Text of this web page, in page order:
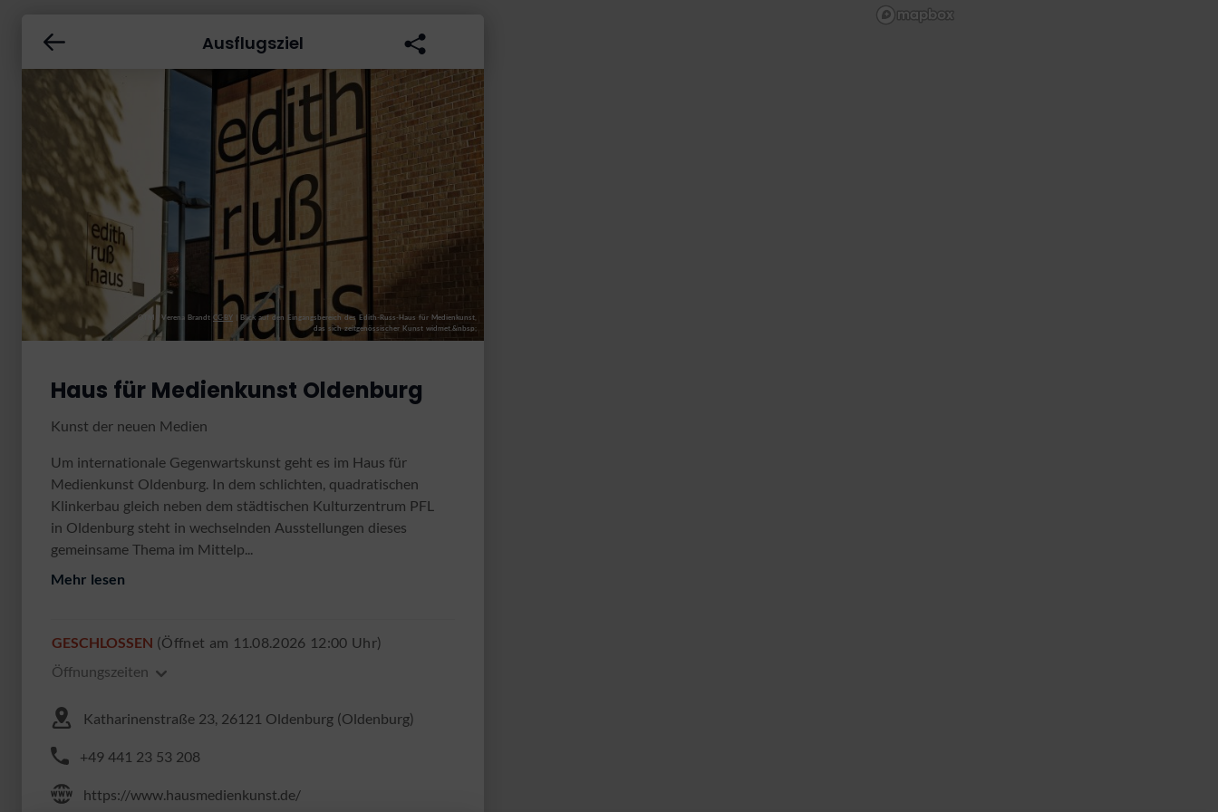
Ausflugsziel
OTM | Verena Brandt CC-BY | Blick auf den Eingangsbereich des Edith-Russ-Haus für Medienkunst,
das sich zeitgenössischer Kunst widmet.&nbsp;
Haus für Medienkunst Oldenburg
Kunst der neuen Medien
Um internationale Gegenwartskunst geht es im Haus für
Medienkunst Oldenburg. In dem schlichten, quadratischen
Klinkerbau gleich neben dem städtischen Kulturzentrum PFL
in Oldenburg steht in wechselnden Ausstellungen dieses
gemeinsame Thema im Mittelp...
Mehr lesen
GESCHLOSSEN (Öffnet am 11.08.2026 12:00 Uhr)
Öffnungszeiten
Katharinenstraße 23, 26121 Oldenburg (Oldenburg)
+49 441 23 53 208
https://www.hausmedienkunst.de/